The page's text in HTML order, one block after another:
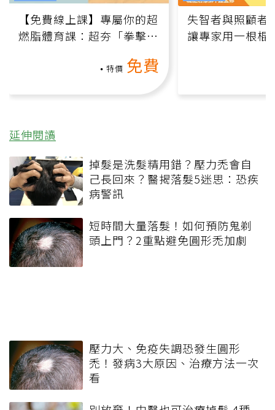
【免費線上課】專屬你的超
燃脂體育課：超夯「拳擊有
特價 免費
失智者與照顧者
讓專家用一根棍
延伸閱讀
掉髮是洗髮精用錯？壓力禿會自
己長回來？醫揭落髮5迷思：恐疾
病警訊
短時間大量落髮！如何預防鬼剃
頭上門？2重點避免圓形禿加劇
壓力大、免疫失調恐發生圓形
禿！發病3大原因、治療方法一次
看